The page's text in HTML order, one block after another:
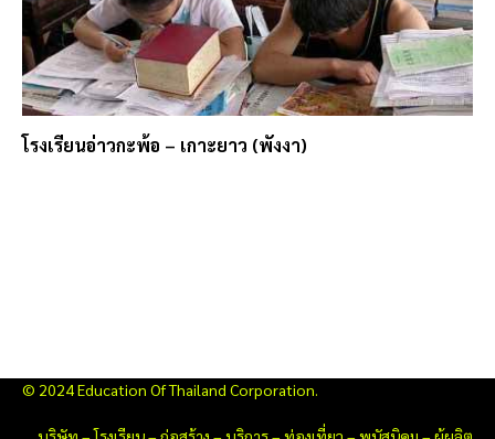
โรงเรียนอ่าวกะพ้อ – เกาะยาว (พังงา)
© 2024 Education Of Thailand Corporation.